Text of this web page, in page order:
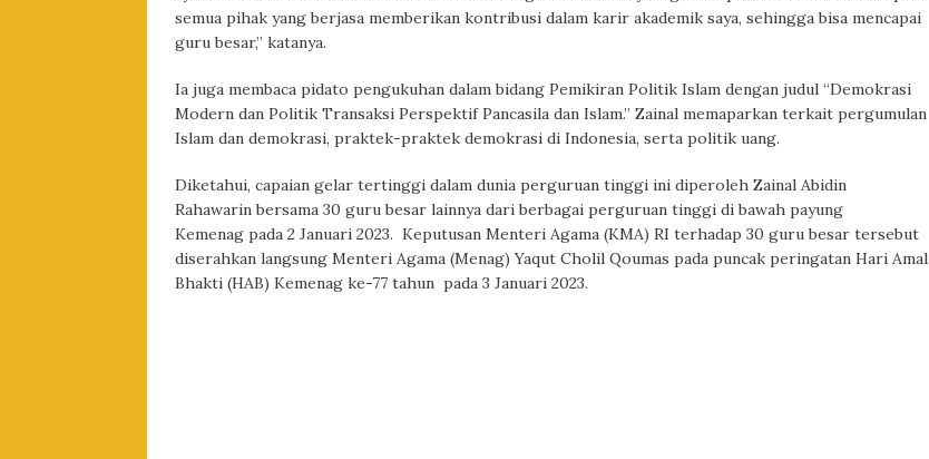
semua pihak yang berjasa memberikan kontribusi dalam karir akademik saya, sehingga bisa mencapai
guru besar,” katanya.
Ia juga membaca pidato pengukuhan dalam bidang Pemikiran Politik Islam dengan judul “Demokrasi
Modern dan Politik Transaksi Perspektif Pancasila dan Islam.” Zainal memaparkan terkait pergumulan
Islam dan demokrasi, praktek-praktek demokrasi di Indonesia, serta politik uang.
Diketahui, capaian gelar tertinggi dalam dunia perguruan tinggi ini diperoleh Zainal Abidin
Rahawarin bersama 30 guru besar lainnya dari berbagai perguruan tinggi di bawah payung
Kemenag pada 2 Januari 2023. Keputusan Menteri Agama (KMA) RI terhadap 30 guru besar tersebut
diserahkan langsung Menteri Agama (Menag) Yaqut Cholil Qoumas pada puncak peringatan Hari Amal
Bhakti (HAB) Kemenag ke-77 tahun pada 3 Januari 2023.